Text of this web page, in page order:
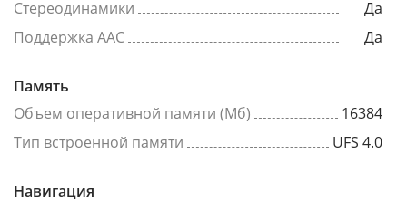
Стереодинамики
Да
Поддержка AAC
Да
Память
Объем оперативной памяти (Мб)
16384
Тип встроенной памяти
UFS 4.0
Навигация